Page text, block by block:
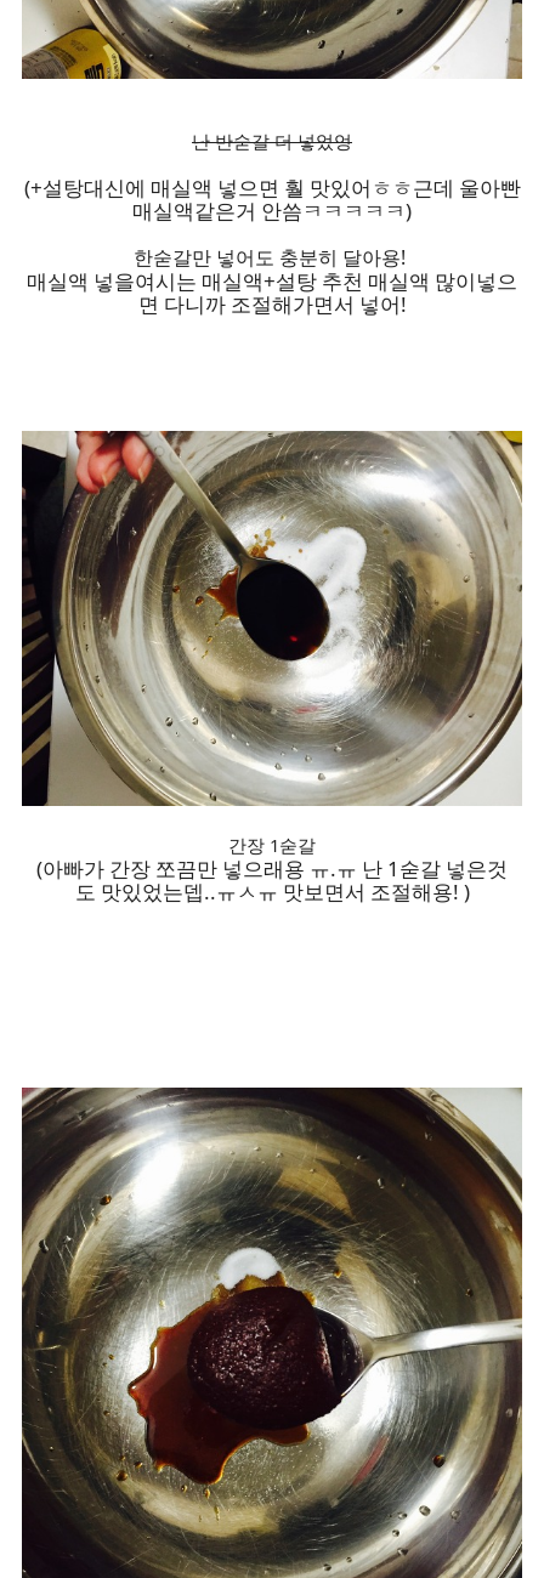
난 반숟갈 더 넣었엉
(+설탕대신에 매실액 넣으면 훨 맛있어ㅎㅎ근데 울아빤
매실액같은거 안씀ㅋㅋㅋㅋㅋ)
한숟갈만 넣어도 충분히 달아용!
매실액 넣을여시는 매실액+설탕 추천 매실액 많이넣으
면 다니까 조절해가면서 넣어!
간장 1숟갈
(아빠가 간장 쪼끔만 넣으래용 ㅠ.ㅠ 난 1숟갈 넣은것
도 맛있었는뎁..ㅠㅅㅠ 맛보면서 조절해용! )